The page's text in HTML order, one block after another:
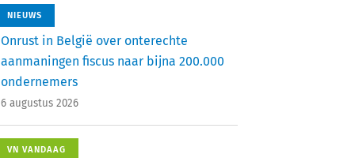
NIEUWS
Onrust in België over onterechte
aanmaningen fiscus naar bijna 200.000
ondernemers
6 augustus 2026
VN VANDAAG